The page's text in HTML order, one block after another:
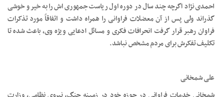
احمدی نژاد اگرچه چند سال در دوره اول ریاست جمهوری اش را به خیر و خوشی
گذراند ولی پس از آن معضلات فراوانی را همراه داشت و اتفاقاً مورد تذکرات
فراوان رهبر قرار گرفت انحرافات فکری و مسائل ادعایی ویژه وی، باعث شده تا
تکلیف تفکرش برای مردم مشخص نباشد.
علی شمخانی